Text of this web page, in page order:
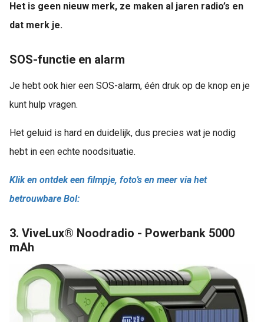
Het is geen nieuw merk, ze maken al jaren radio’s en
dat merk je.
SOS-functie en alarm
Je hebt ook hier een SOS-alarm, één druk op de knop en je
kunt hulp vragen.
Het geluid is hard en duidelijk, dus precies wat je nodig
hebt in een echte noodsituatie.
Klik en ontdek een filmpje, foto’s en meer via het
betrouwbare Bol:
3. ViveLux® Noodradio - Powerbank 5000
mAh